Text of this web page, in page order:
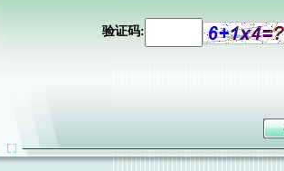
验证码: